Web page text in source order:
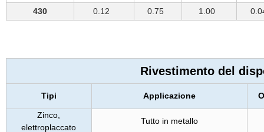
430
0.12 0.75 1.00
Rivestimento del
Tipi Applicazione
Zinco,
elettroplaccato
Tutto in metallo